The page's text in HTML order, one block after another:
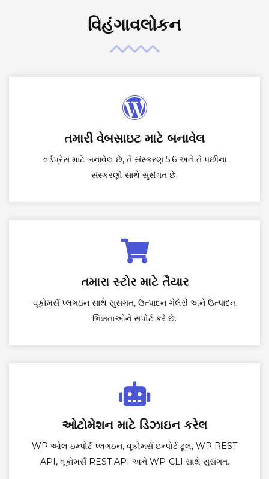
વિહંગાવલોકન
તમારી વેબસાઇટ માટે બનાવેલ
વર્ડપ્રેસ માટે બનાવેલ છે, તે સંસ્કરણ 5.6 અને તે પછીના
સંસ્કરણો સાથે સુસંગત છે.
તમારા સ્ટોર માટે તૈયાર
વૂકોમર્સ પ્લગઇન સાથે સુસંગત, ઉત્પાદન ગેલેરી અને ઉત્પાદન
ભિન્નતાઓને સપોર્ટ કરે છે.
ઓટોમેશન માટે ડિઝાઇન કરેલ
WP ઓલ ઇમ્પોર્ટ પ્લગઇન, વૂકોમર્સ ઇમ્પોર્ટ ટૂલ, WP REST
API, વૂકોમર્સ REST API અને WP-CLI સાથે સુસંગત.